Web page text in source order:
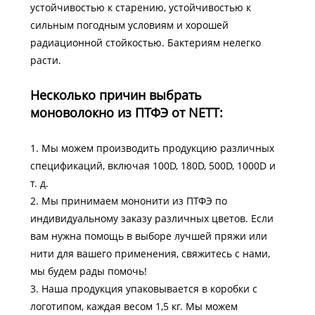
устойчивостью к старению, устойчивостью к
сильным погодным условиям и хорошей
радиационной стойкостью. Бактериям нелегко
расти.
Несколько причин выбрать
моноволокно из ПТФЭ от NETT:
1. Мы можем производить продукцию различных
спецификаций, включая 100D, 180D, 500D, 1000D и
т. д.
2. Мы принимаем мононити из ПТФЭ по
индивидуальному заказу различных цветов. Если
вам нужна помощь в выборе лучшей пряжи или
нити для вашего применения, свяжитесь с нами,
мы будем рады помочь!
3. Наша продукция упаковывается в коробки с
логотипом, каждая весом 1,5 кг. Мы можем